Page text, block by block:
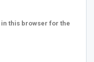
this browser for the